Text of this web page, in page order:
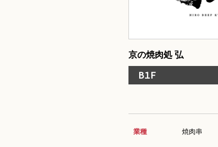
京の焼肉処 弘
B1F
業種 焼肉串